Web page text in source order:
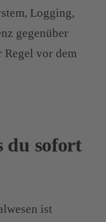
Logging,
gegenüber
Regel vor dem
du sofort
ist